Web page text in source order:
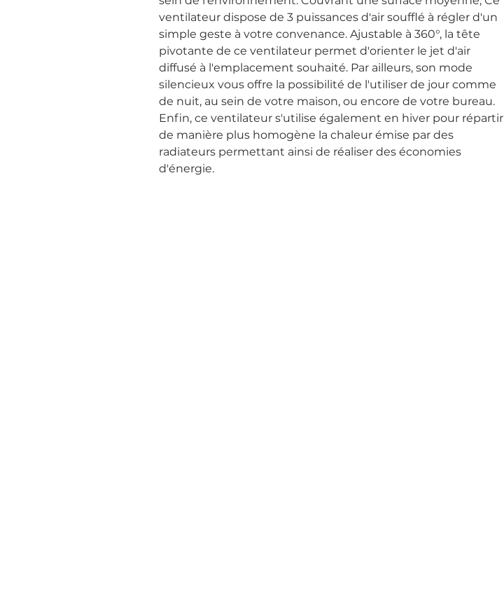
ventilateur dispose de 3 puissances d'air soufflé à régler d'un
simple geste à votre convenance. Ajustable à 360°, la tête
pivotante de ce ventilateur permet d'orienter le jet d'air
diffusé à l'emplacement souhaité. Par ailleurs, son mode
silencieux vous offre la possibilité de l'utiliser de jour comme
de nuit, au sein de votre maison, ou encore de votre bureau.
Enfin, ce ventilateur s'utilise également en hiver pour répartir
de manière plus homogène la chaleur émise par des
radiateurs permettant ainsi de réaliser des économies
d'énergie.